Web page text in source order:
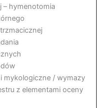
– hymenotomia
mykologiczne / wymazy
z elementami oceny